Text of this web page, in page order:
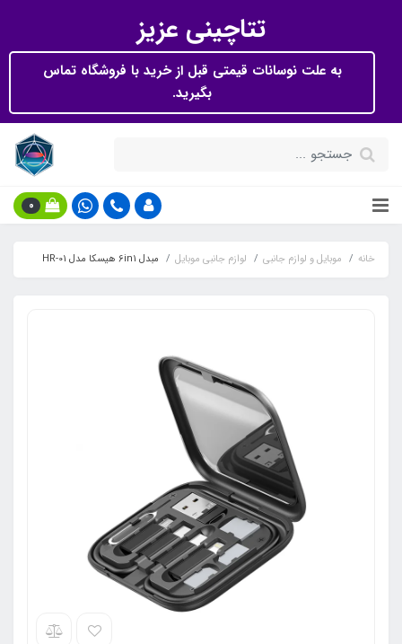
تتاچینی عزیز
به علت نوسانات قیمتی قبل از خرید با فروشگاه تماس
بگیرید.
0
خانه موبایل و لوازم جانبی لوازم جانبی موبایل مبدل 6in1 هیسکا مدل HR-01